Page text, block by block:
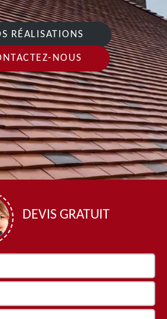
RÉALISATIONS
NOUS
DEVIS GRATUIT